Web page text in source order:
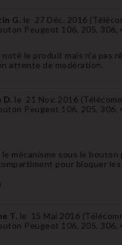
G. le 27 Déc. 2016 (
Peugeot 106, 205, 306,
noté le produit mais n'a pas
attente de modération.
D. le 21 Nov. 2016 (
Peugeot 106, 205, 306,
le mécanisme sous le
pour bloquer
T. le 15 Mai 2016 (
Peugeot 106, 205, 306,